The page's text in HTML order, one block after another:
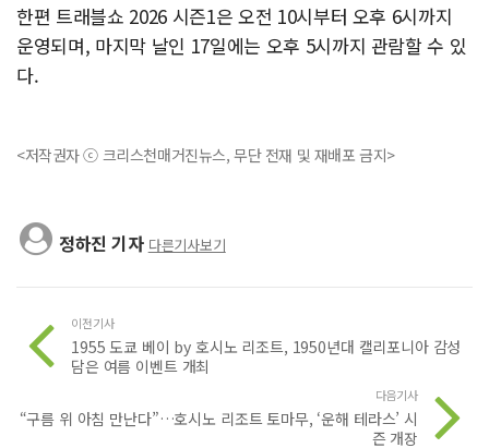
한편 트래블쇼 2026 시즌1은 오전 10시부터 오후 6시까지
운영되며, 마지막 날인 17일에는 오후 5시까지 관람할 수 있
다.
<저작권자 ⓒ 크리스천매거진뉴스, 무단 전재 및 재배포 금지>
정하진 기자 다른기사보기
이전기사
1955 도쿄 베이 by 호시노 리조트, 1950년대 캘리포니아 감성
담은 여름 이벤트 개최
다음기사
“구름 위 아침 만난다”…호시노 리조트 토마무, ‘운해 테라스’ 시
즌 개장